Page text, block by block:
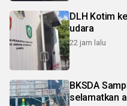
DLH Kotim
udara
22 jam lalu
BKSDA
selamatkan